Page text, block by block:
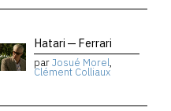
Hatari — Ferrari
parJosué Morel,
Clément Colliaux